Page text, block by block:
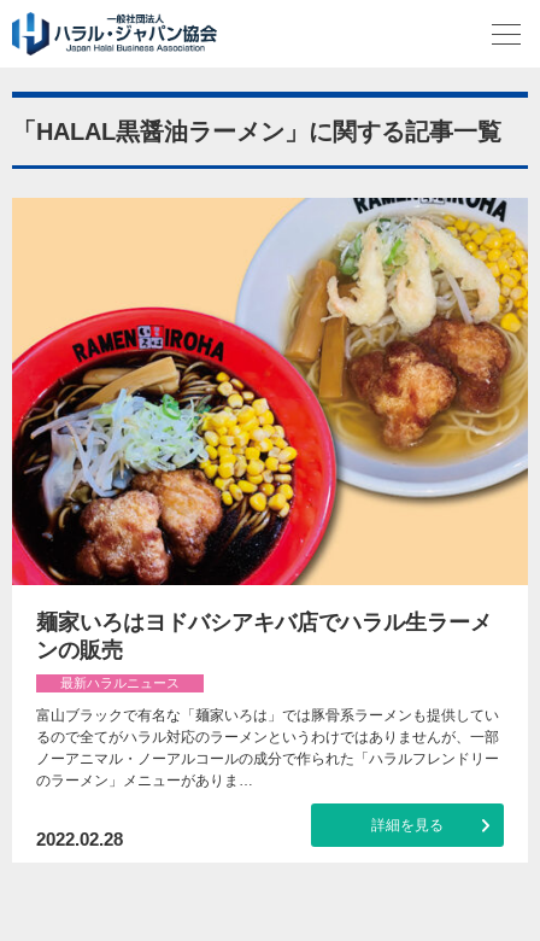
「HALAL黒醤油ラーメン」に関する記事一覧
麺家いろはヨドバシアキバ店でハラル生ラーメ
ンの販売
最新ハラルニュース
富山ブラックで有名な「麺家いろは」では豚骨系ラーメンも提供してい
るので全てがハラル対応のラーメンというわけではありませんが、一部
ノーアニマル・ノーアルコールの成分で作られた「ハラルフレンドリー
のラーメン」メニューがありま…
2022.02.28
詳細を見る